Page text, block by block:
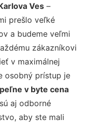
Ves –
prešlo veľké
a budeme veľmi
zákazníkovi
v maximálnej
osobný prístup je
v byte cena
aj odborné
aby ste mali